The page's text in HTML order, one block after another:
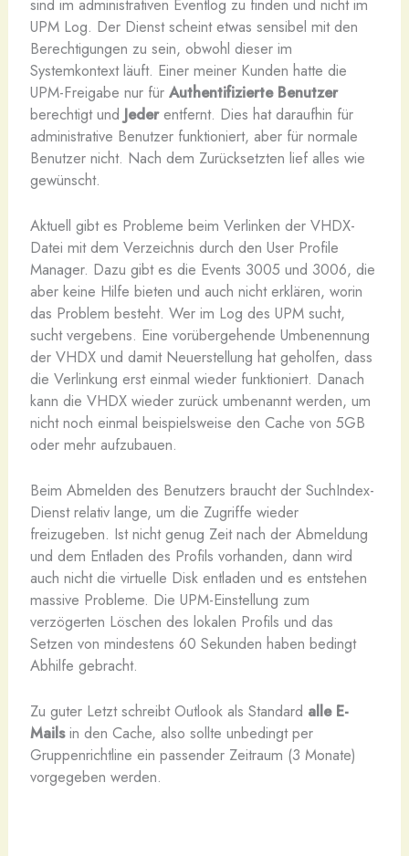
UPM Log. Der Dienst scheint etwas sensibel mit den
Berechtigungen zu sein, obwohl dieser im
Systemkontext läuft. Einer meiner Kunden hatte die
UPM-Freigabe nur für Authentifizierte Benutzer
berechtigt und Jederentfernt. Dies hat daraufhin für
administrative Benutzer funktioniert, aber für normale
Benutzer nicht. Nach dem Zurücksetzten lief alles wie
gewünscht.
Aktuell gibt es Probleme beim Verlinken der VHDX-
Datei mit dem Verzeichnis durch den User Profile
Manager. Dazu gibt es die Events 3005 und 3006, die
aber keine Hilfe bieten und auch nicht erklären, worin
das Problem besteht. Wer im Log des UPM sucht,
sucht vergebens. Eine vorübergehende Umbenennung
der VHDX und damit Neuerstellung hat geholfen, dass
die Verlinkung erst einmal wieder funktioniert. Danach
kann die VHDX wieder zurück umbenannt werden, um
nicht noch einmal beispielsweise den Cache von 5GB
oder mehr aufzubauen.
Beim Abmelden des Benutzers braucht der SuchIndex-
Dienst relativ lange, um die Zugriffe wieder
freizugeben. Ist nicht genug Zeit nach der Abmeldung
und dem Entladen des Profils vorhanden, dann wird
auch nicht die virtuelle Disk entladen und es entstehen
massive Probleme. Die UPM-Einstellung zum
verzögerten Löschen des lokalen Profils und das
Setzen von mindestens 60 Sekunden haben bedingt
Abhilfe gebracht.
Zu guter Letzt schreibt Outlook als Standard alle E-
Mailsin den Cache, also sollte unbedingt per
Gruppenrichtline ein passender Zeitraum (3 Monate)
vorgegeben werden.